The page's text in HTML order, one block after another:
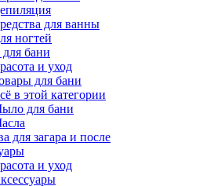
для ванны
ногтей
бани
и уход
для бани
в этой категории
для бани
для загара и после
и уход